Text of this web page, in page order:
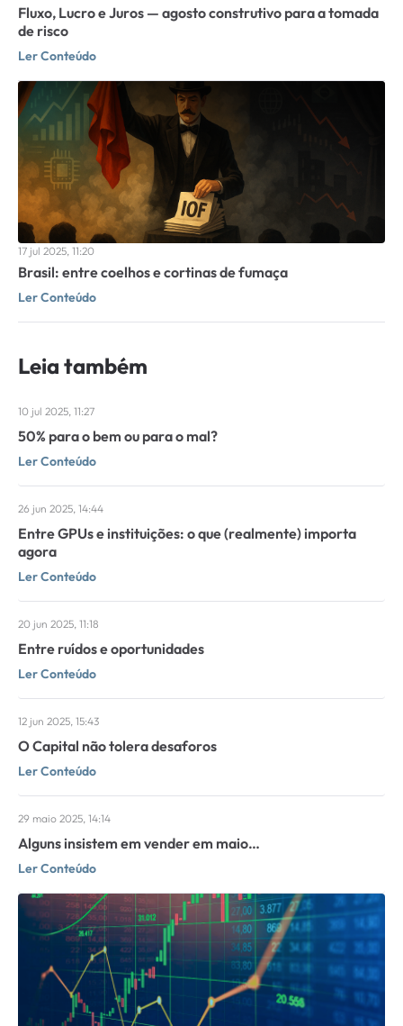
Fluxo, Lucro e Juros — agosto construtivo para a tomada
de risco
Ler Conteúdo
17 jul 2025, 11:20
Brasil: entre coelhos e cortinas de fumaça
Ler Conteúdo
Leia também
10 jul 2025, 11:27
50% para o bem ou para o mal?
Ler Conteúdo
26 jun 2025, 14:44
Entre GPUs e instituições: o que (realmente) importa
agora
Ler Conteúdo
20 jun 2025, 11:18
Entre ruídos e oportunidades
Ler Conteúdo
12 jun 2025, 15:43
O Capital não tolera desaforos
Ler Conteúdo
29 maio 2025, 14:14
Alguns insistem em vender em maio…
Ler Conteúdo